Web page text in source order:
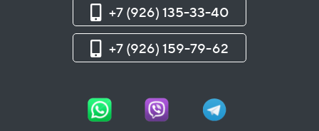
+7 (926) 135-33-40
+7 (926) 159-79-62